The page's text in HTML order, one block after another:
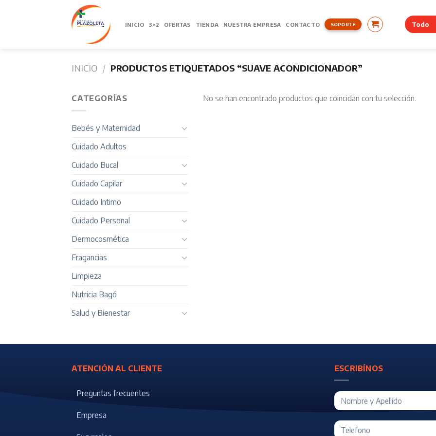
INICIO 3×2 OFERTAS TIENDA NUESTRA EMPRESA CONTACTO SOPORTE
INICIO / PRODUCTOS ETIQUETADOS “SUAVE ACONDICIONADOR”
CATEGORÍAS
Bebés y Maternidad
Cuidado Adultos
Cuidado Bucal
Cuidado Capilar
Cuidado Intimo
Cuidado Personal
Dermocosmética
Fragancias
Limpieza
Nutricia Bagó
Salud y Bienestar
No se han encontrado productos que coincidan con tu selección.
ATENCIÓN AL CLIENTE
Preguntas frecuentes
Empresa
ESCRIBÍNOS